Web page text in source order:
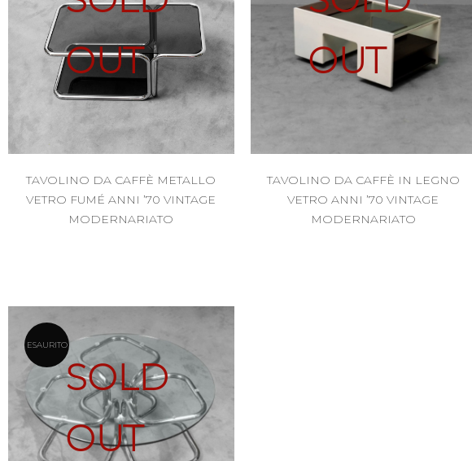
OUT
TAVOLINO DA CAFFÈ METALLO
VETRO FUMÉ ANNI ’70 VINTAGE
MODERNARIATO
OUT
TAVOLINO DA CAFFÈ IN LEGNO
VETRO ANNI ’70 VINTAGE
MODERNARIATO
SOLD
OUT
ESAURITO